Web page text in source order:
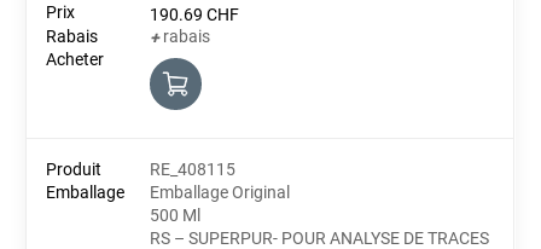
190.69CHF
+rabais
RE_408115
Emballage Original
500 Ml
RS – SUPERPUR- POUR ANALYSE DE TRACES